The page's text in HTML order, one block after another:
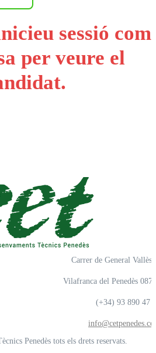
sessió com
per veure el
Carrer de General Vallès,
Vilafranca del Penedès
(+34) 93 890 47
Penedès tots els drets reservats.